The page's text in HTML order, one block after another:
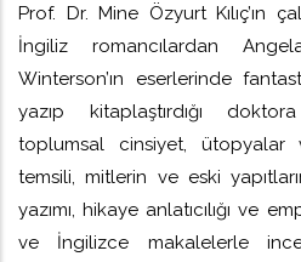
Prof. Dr. Mine Özyurt Kılıç’ın
İngiliz romancılardan
Winterson’ın eserlerinde
yazıp kitaplaştırdığı
toplumsal cinsiyet, ütopyalar
temsili, mitlerin ve eski
yazımı, hikaye anlatıcılığı ve
ve İngilizce makalelerle